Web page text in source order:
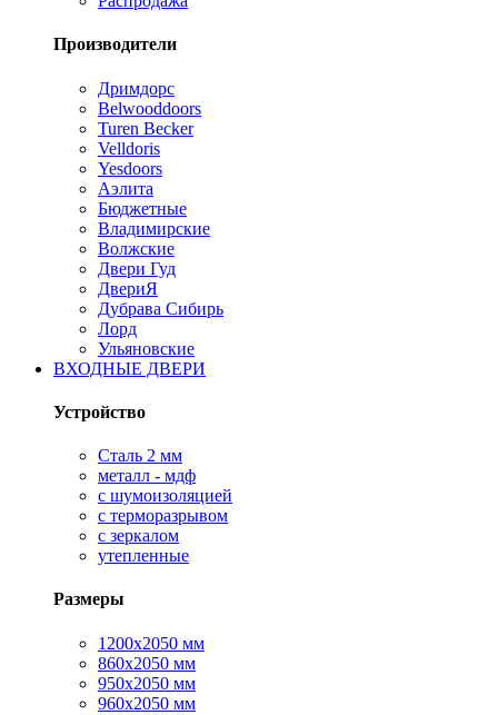
Производители
Дримдорс
Belwooddoors
Turen Becker
Velldoris
Yesdoors
Аэлита
Бюджетные
Владимирские
Волжские
Двери Гуд
ДвериЯ
Дубрава Сибирь
Лорд
Ульяновские
ВХОДНЫЕ ДВЕРИ
Устройство
Сталь 2 мм
металл - мдф
с шумоизоляцией
с терморазрывом
с зеркалом
утепленные
Размеры
1200х2050 мм
860х2050 мм
950х2050 мм
960х2050 мм